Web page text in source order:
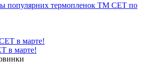
популярних термопленок ТМ СЕТ по
в марте!